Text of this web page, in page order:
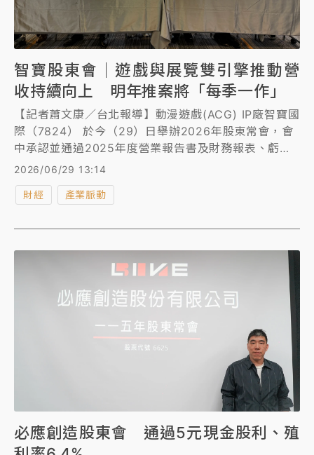
智寶股東會｜遊戲與展覽雙引擎推動營
收持續向上 明年推案將「每季一作」
【記者蕭文康／台北報導】動漫遊戲(ACG) IP廠智寶國
際（7824） 於今（29）日舉辦2026年股東常會，會
中承認並通過2025年度營業報告書及財務報表、虧損
撥補等案。針對未來營運展望，遊戲與展覽雙引擎推動
營收持續向上，其中，在遊戲產品上明年推案將朝「每
季一作」穩定節奏持續推出新作IP。
2026/06/29 13:14
財經 產業脈動
必應創造股東會 通過5元現金股利、殖